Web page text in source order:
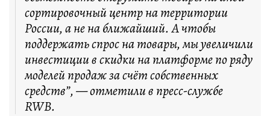
сортировочный центр на территории
России, а не на ближайший. А чтобы
поддержать спрос на товары, мы увеличили
инвестиции в скидки на платформе по ряду
моделей продаж за счёт собственных
средств”, — отметили в пресс-службе
RWB.